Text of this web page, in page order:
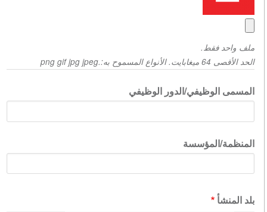
ملف واحد فقط.
الحد الأقصى 64 ميغابايت. الأنواع المسموح به:.png gif jpg jpeg
المسمى الوظيفي/الدور الوظيفي
المنظمة/المؤسسة
بلد المنشأ